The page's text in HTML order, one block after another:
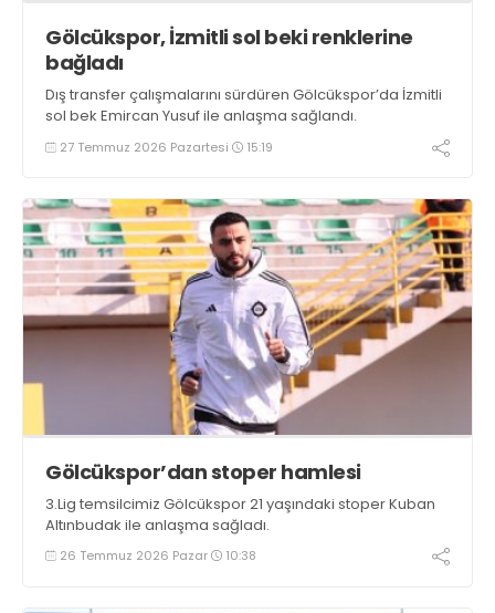
Gölcükspor, İzmitli sol beki renklerine
bağladı
Dış transfer çalışmalarını sürdüren Gölcükspor’da İzmitli
sol bek Emircan Yusuf ile anlaşma sağlandı.
27 Temmuz 2026 Pazartesi 15:19
Gölcükspor’dan stoper hamlesi
3.Lig temsilcimiz Gölcükspor 21 yaşındaki stoper Kuban
Altınbudak ile anlaşma sağladı.
26 Temmuz 2026 Pazar 10:38